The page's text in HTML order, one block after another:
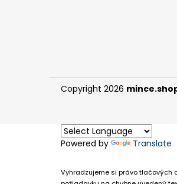
Copyright 2026
Powered by Translate
Vyhradzujeme si právo tlačových